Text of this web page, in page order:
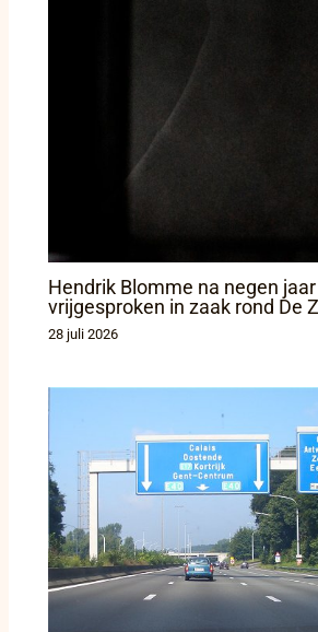
Hendrik Blomme na negen
vrijgesproken in zaak rond De
28 juli 2026